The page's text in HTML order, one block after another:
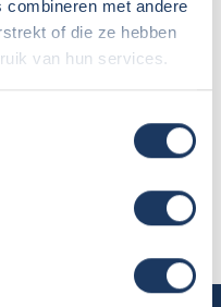
combineren met andere
of die ze hebben
van hun services.
Trend T7057 EBL